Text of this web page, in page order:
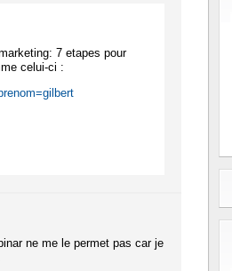
7 etapes pour
celui-ci :
ne me le permet pas car je